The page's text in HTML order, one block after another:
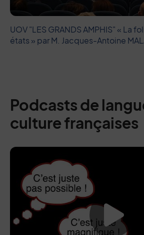
UOV "LES GRANDS AMPHIS" « La
états » par M. Jacques-Antoine
Podcasts de
culture françaises